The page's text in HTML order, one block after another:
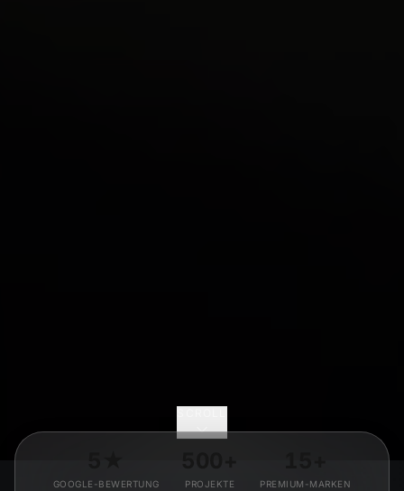
GOOGLE-BEWERTUNG PROJEKTE PREMIUM-MARKEN